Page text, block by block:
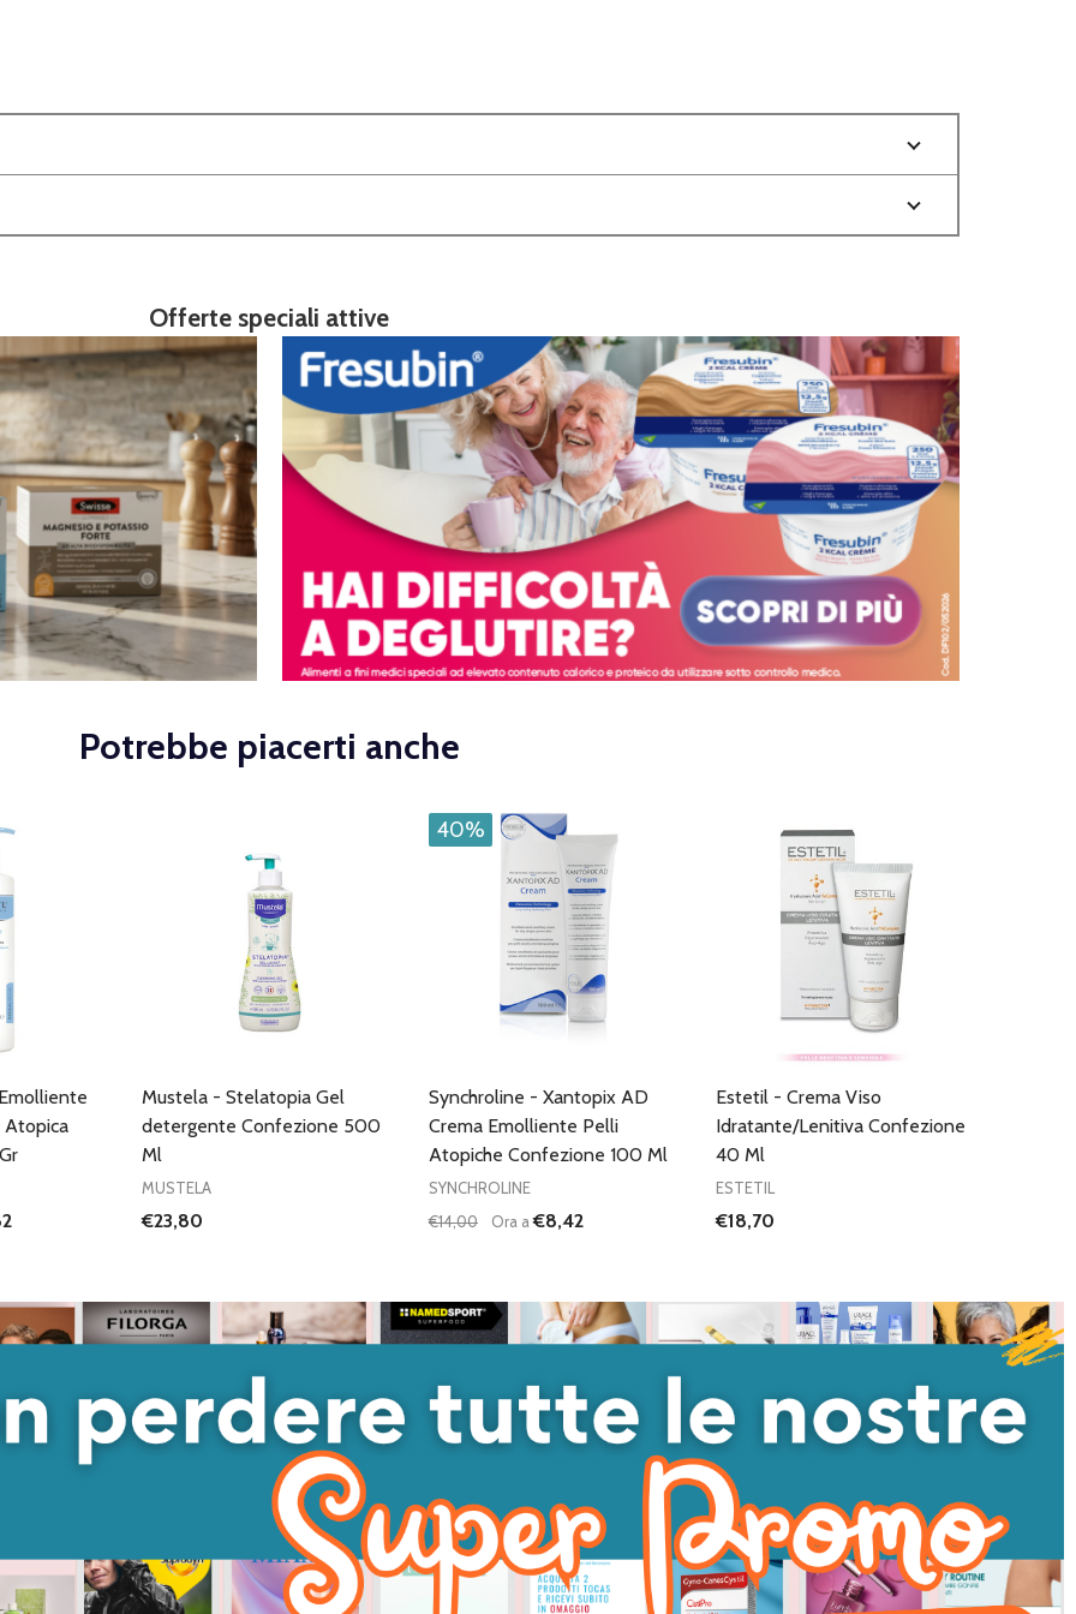
Offerte speciali attive
Potrebbe piacerti anche
Atopica
Mustela - Stelatopia Gel
detergente Confezione 500
Ml
MUSTELA
€23,80
40%
Synchroline - Xantopix AD
Crema Emolliente Pelli
Atopiche Confezione 100 Ml
SYNCHROLINE
€14,00
Ora a€8,42
Estetil - Crema Viso
Idratante/Lenitiva Confezione
40 Ml
ESTETIL
€18,70